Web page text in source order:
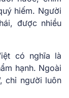
hiếm. Người
được nhiều
có nghĩa là
hạnh. Ngoài
chỉ người luôn